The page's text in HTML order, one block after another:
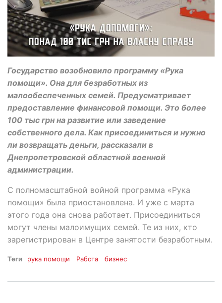
Государство возобновило программу «Рука
помощи». Она для безработных из
малообеспеченных семей. Предусматривает
предоставление финансовой помощи. Это более
100 тыс грн на развитие или заведение
собственного дела. Как присоединиться и нужно
ли возвращать деньги, рассказали в
Днепропетровской областной военной
администрации.
С полномасштабной войной программа «Рука
помощи» была приостановлена. И уже с марта
этого года она снова работает. Присоединиться
могут члены малоимущих семей. Те из них, кто
зарегистрирован в Центре занятости безработным.
Теги рука помощи Работа бизнес